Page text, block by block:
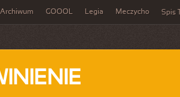
Archiwum GOOOL Legia Meczycho Spis